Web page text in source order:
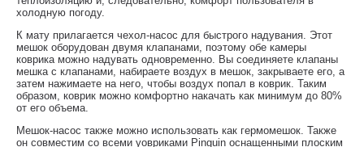
холодную погоду.
К мату прилагается чехол-насос для быстрого надувания. Этот
мешок оборудован двумя клапанами, поэтому обе камеры
коврика можно надувать одновременно. Вы соединяете клапаны
мешка с клапанами, набираете воздух в мешок, закрываете его, а
затем нажимаете на него, чтобы воздух попал в коврик. Таким
образом, коврик можно комфортно накачать как минимум до 80%
от его объема.
Мешок-насос также можно использовать как гермомешок. Также
он совместим со всеми уовриками Pinguin оснащенными плоским